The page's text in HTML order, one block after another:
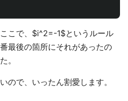
こで、$i^2=-1$というルール
最後の箇所にそれがあったの
。
ので、いったん割愛します。